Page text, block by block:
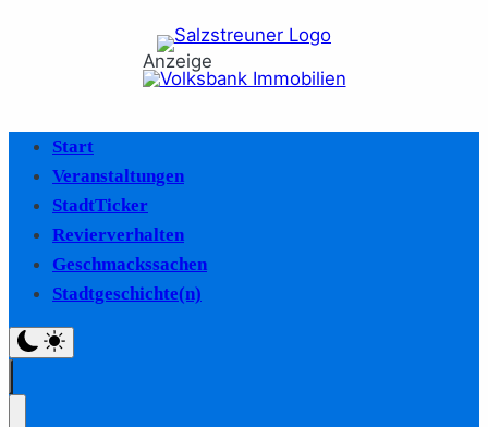
Anzeige
Start
Veranstaltungen
StadtTicker
Revierverhalten
Geschmackssachen
Stadtgeschichte(n)